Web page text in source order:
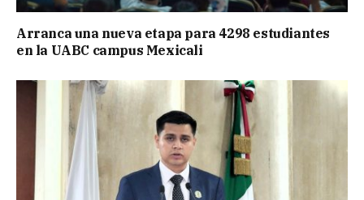
Arranca una nueva etapa para 4298 estudiantes
en la UABC campus Mexicali